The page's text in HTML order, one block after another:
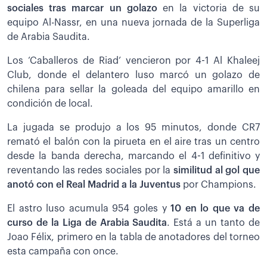
sociales tras marcar un golazoen la victoria de su
equipo Al-Nassr, en una nueva jornada de la Superliga
de Arabia Saudita.
Los ‘Caballeros de Riad’ vencieron por 4-1 Al Khaleej
Club, donde el delantero luso marcó un golazo de
chilena para sellar la goleada del equipo amarillo en
condición de local.
La jugada se produjo a los 95 minutos, donde CR7
remató el balón con la pirueta en el aire tras un centro
desde la banda derecha, marcando el 4-1 definitivo y
reventando las redes sociales por la similitud al gol que
anotó con el Real Madrid a la Juventus por Champions.
El astro luso acumula 954 goles y10 en lo que va de
curso de la Liga de Arabia Saudita. Está a un tanto de
Joao Félix, primero en la tabla de anotadores del torneo
esta campaña con once.